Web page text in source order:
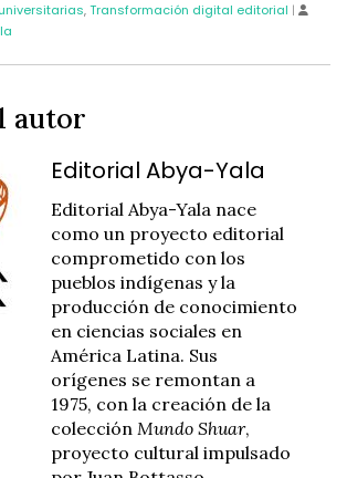
, Transformación digital editorial |
autor
Editorial Abya-Yala
Editorial Abya-Yala nace
como un proyecto editorial
comprometido con los
pueblos indígenas y la
producción de conocimiento
en ciencias sociales en
América Latina. Sus
orígenes se remontan a
1975, con la creación de la
colección Mundo Shuar,
proyecto cultural impulsado